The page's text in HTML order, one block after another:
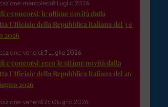
mercoledì 8 Luglio 2026
e concorsi: le ultime novità dalla
Ufficiale della Repubblica Italiana del 3 e
2026
venerdì 3 Luglio 2026
e concorsi: ecco le ultime novità dalla
Ufficiale della Repubblica Italiana del 26
2026
venerdì 26 Giugno 2026